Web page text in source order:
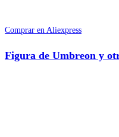
Comprar en Aliexpress
Figura de Umbreon y